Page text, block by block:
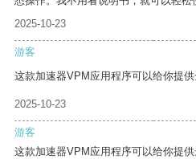
2025-10-23
游客
这款加速器VPM应用程序可以给你提供
2025-10-23
游客
这款加速器VPM应用程序可以给你提